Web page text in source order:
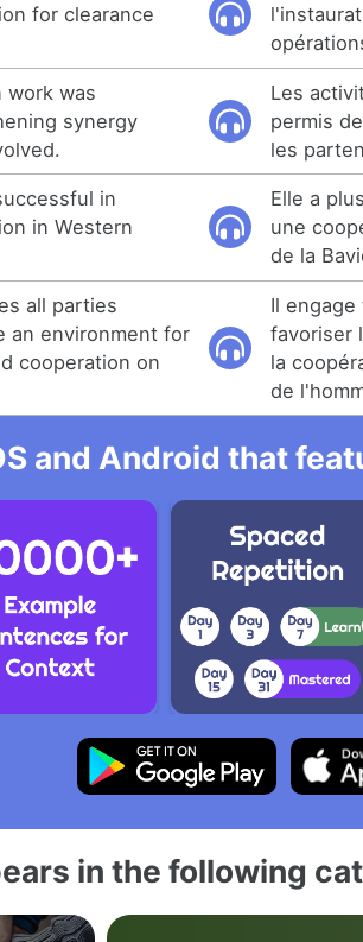
for clearance
work was
synergy
Les
permis
les
in
in Western
Elle a
une
de la
all parties
an environment for
cooperation on
Il
favoriser
la
de
and Android that
in the following